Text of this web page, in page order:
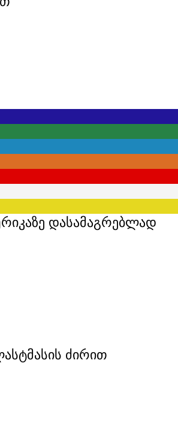
დასამაგრებლად
ძირით